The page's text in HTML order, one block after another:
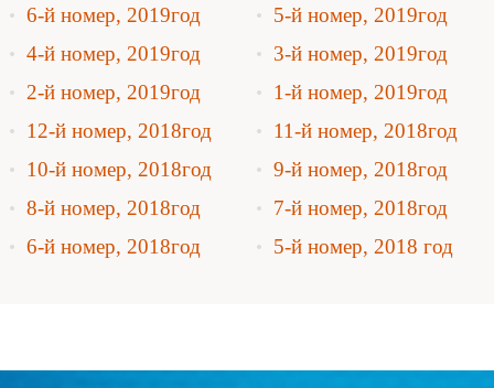
6-й номер, 2019год
5-й номер, 2019год
4-й номер, 2019год
3-й номер, 2019год
2-й номер, 2019год
1-й номер, 2019год
12-й номер, 2018год
11-й номер, 2018год
10-й номер, 2018год
9-й номер, 2018год
8-й номер, 2018год
7-й номер, 2018год
6-й номер, 2018год
5-й номер, 2018 год